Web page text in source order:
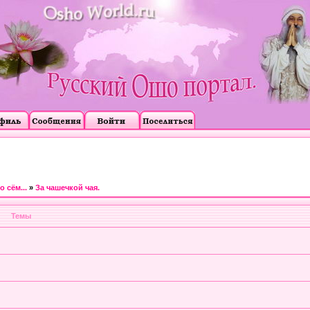
сём... » За чашечкой чая.
Темы